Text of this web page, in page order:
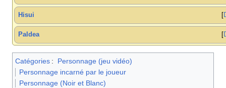
Hisui
Paldea
Catégories :
Personnage (jeu vidéo)
Personnage incarné par le joueur
Personnage (Noir et Blanc)